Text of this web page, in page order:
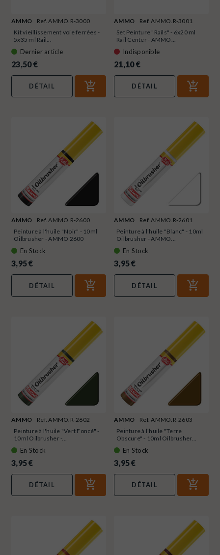
AMMO
Ref. AMMO.R-3000
Kit vieillissement voie ferrées -
5x35 ml Rail...
Dernier article
23,50 €
DÉTAIL
AMMO
Ref. AMMO.R-3001
Set Peinture "Rails" - 6x20 ml
Rail Center - AMMO...
Indisponible
21,10 €
DÉTAIL
AMMO
Ref. AMMO.R-2600
Peinture à l'huile "Noir" - 10ml
Oilbrusher - AMMO 2600
En Stock
3,95 €
DÉTAIL
AMMO
Ref. AMMO.R-2601
Peinture à l'huile "Blanc" - 10ml
Oilbrusher - AMMO...
En Stock
3,95 €
DÉTAIL
AMMO
Ref. AMMO.R-2602
Peinture à l'huile "Vert Foncé" -
10ml Oilbrusher -...
En Stock
3,95 €
DÉTAIL
AMMO
Ref. AMMO.R-2603
Peinture à l'huile "Terre
Obscure" - 10ml Oilbrusher...
En Stock
3,95 €
DÉTAIL